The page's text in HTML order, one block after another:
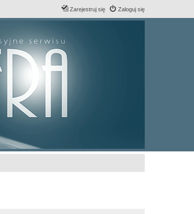
Zaloguj się
Zarejestruj się